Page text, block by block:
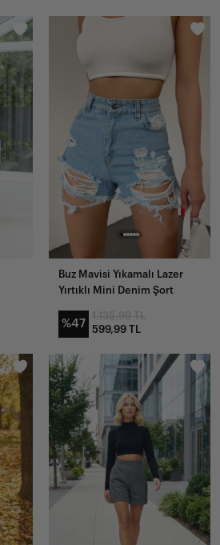
Buz Mavisi Yıkamalı Lazer
Yırtıklı Mini Denim Şort
%47
599,99 TL